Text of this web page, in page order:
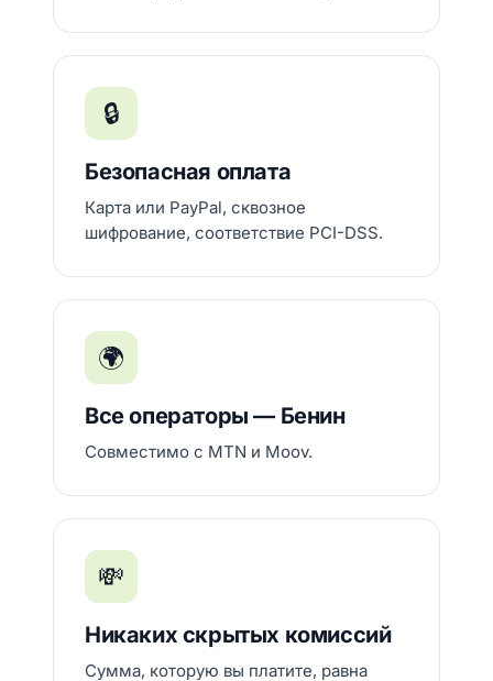
🔒
Безопасная оплата
Карта или PayPal, сквозное
шифрование, соответствие PCI-DSS.
🌍
Все операторы — Бенин
Совместимо с MTN и Moov.
💸
Никаких скрытых комиссий
Сумма, которую вы платите, равна